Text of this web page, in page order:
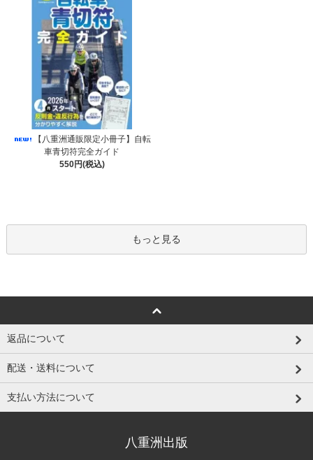
【八重洲通販限定小冊子】自転
車青切符完全ガイド
550円(税込)
もっと見る
返品について
配送・送料について
支払い方法について
八重洲出版